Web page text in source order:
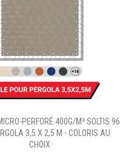
Ajouter au panier
PERFORÉ 400G/M² SOLTIS 96
3,5 X 2,5 M - COLORIS AU
CHOIX